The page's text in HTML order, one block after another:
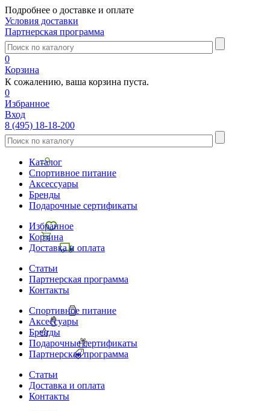
Подробнее о доставке и оплате
Условия доставки
Партнерская программа
0
Корзина
К сожалению, ваша корзина пуста.
0
Избранное
Вход
8 (495) 18-18-200
Каталог
Спортивное питание
Аксессуары
Бренды
Подарочные сертификаты
Избранное
Корзина
Доставка и оплата
Статьи
Партнерская программа
Контакты
Спортивное питание
Аксессуары
Бренды
Подарочные сертификаты
Партнерская программа
Статьи
Доставка и оплата
Контакты